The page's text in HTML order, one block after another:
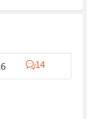
14